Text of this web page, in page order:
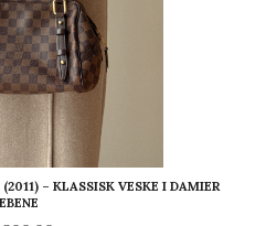
– KLASSISK VESKE I DAMIER
EBENE